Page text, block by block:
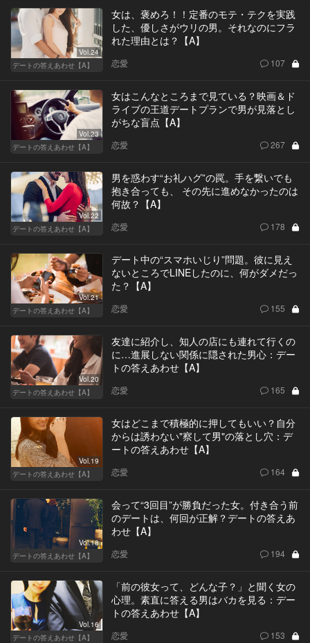
Vol.24
デートの答えあわせ【A】
女は、褒めろ！！定番のモテ・テクを実践
した、優しさがウリの男。それなのにフラ
れた理由とは？【A】
恋愛 107
Vol.23
デートの答えあわせ【A】
女はこんなところまで見ている？映画＆ド
ライブの王道デートプランで男が見落とし
がちな盲点【A】
恋愛 267
Vol.22
デートの答えあわせ【A】
男を惑わす“お礼ハグ”の罠。手を繋いでも
抱き合っても、 その先に進めなかったのは
何故？【A】
恋愛 178
Vol.21
デートの答えあわせ【A】
デート中の“スマホいじり”問題。彼に見え
ないところでLINEしたのに、何がダメだっ
た？【A】
恋愛 155
Vol.20
デートの答えあわせ【A】
友達に紹介し、知人の店にも連れて行くの
に…進展しない関係に隠された男心：デー
トの答えあわせ【A】
恋愛 165
Vol.19
デートの答えあわせ【A】
女はどこまで積極的に押してもいい？自分
からは誘わない"察して男"の落とし穴：デ
ートの答えあわせ【A】
恋愛 164
Vol.18
デートの答えあわせ【A】
会って“3回目”が勝負だった女。付き合う前
のデートは、何回が正解？デートの答えあ
わせ【A】
恋愛 194
Vol.16
デートの答えあわせ【A】
「前の彼女って、どんな子？」と聞く女の
心理。素直に答える男はバカを見る：デー
トの答えあわせ【A】
恋愛 153